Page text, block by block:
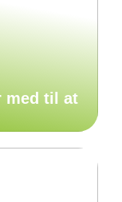
med til at